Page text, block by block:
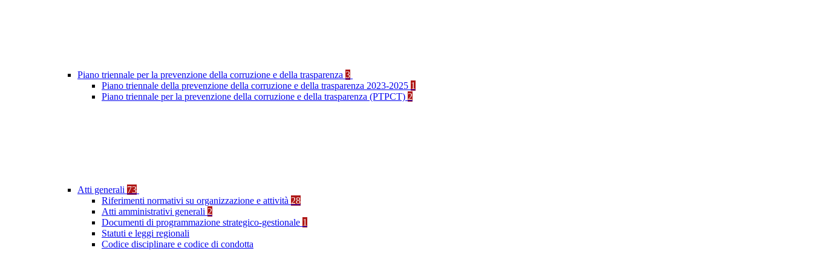
Piano triennale per la prevenzione della corruzione e della trasparenza 3
Piano triennale della prevenzione della corruzione e della trasparenza 2023-2025 1
Piano triennale per la prevenzione della corruzione e della trasparenza (PTPCT) 2
Atti generali 73
Riferimenti normativi su organizzazione e attività 28
Atti amministrativi generali 2
Documenti di programmazione strategico-gestionale 1
Statuti e leggi regionali
Codice disciplinare e codice di condotta